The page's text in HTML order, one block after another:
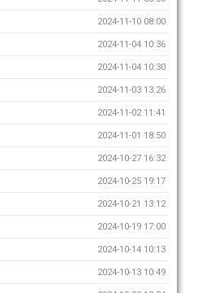
2024-11-10 08:00
2024-11-04 10:36
2024-11-04 10:30
2024-11-03 13:26
2024-11-02 11:41
2024-11-01 18:50
2024-10-27 16:32
2024-10-25 19:17
2024-10-21 13:12
2024-10-19 17:00
2024-10-14 10:13
2024-10-13 10:49